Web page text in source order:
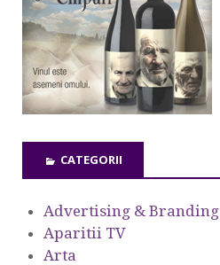
CATEGORII
Advertising & Branding
Aparitii TV
Arta